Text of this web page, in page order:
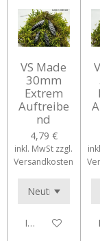
VS Made
30mm
Extrem
Auftreibe
nd
4,79 €
inkl. MwSt zzgl.
Versandkosten
In den